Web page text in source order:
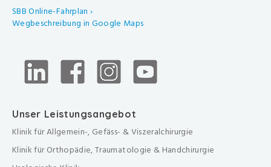
SBB Online-Fahrplan ›
Wegbeschreibung in Google Maps
Unser Leistungsangebot
Klinik für Allgemein-, Gefäss- & Viszeralchirurgie
Klinik für Orthopädie, Traumatologie & Handchirurgie